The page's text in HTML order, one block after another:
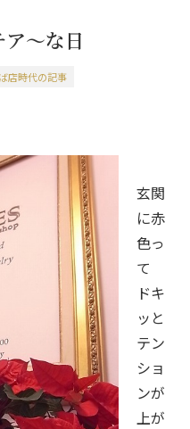
～な日
店時代の記事
玄関
に赤
色っ
て
ドキ
ッと
テン
ショ
ンが
上が